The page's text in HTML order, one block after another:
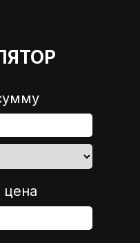
цена